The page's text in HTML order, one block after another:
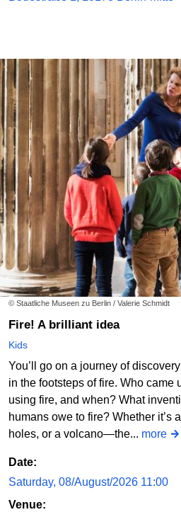
© Staatliche Museen zu Berlin / Valerie Schmidt
Fire! A brilliant idea
Kids
You’ll go on a journey of
in the footsteps of fire. Who came
using fire, and when? What
humans owe to fire? Whether it’s
holes, or a volcano—the... more
Date:
Saturday, 08/August/2026 11:00
Venue: